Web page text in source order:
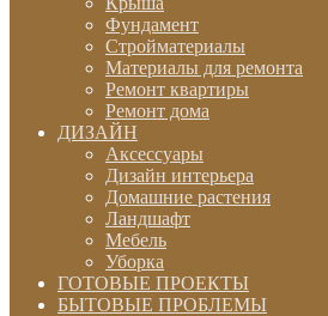
Фундамент
Стройматериалы
Материалы для ремонта
Ремонт квартиры
Ремонт дома
ДИЗАЙН
Аксессуары
Дизайн интерьера
Домашние растения
Ландшафт
Мебель
Уборка
ГОТОВЫЕ ПРОЕКТЫ
БЫТОВЫЕ ПРОБЛЕМЫ